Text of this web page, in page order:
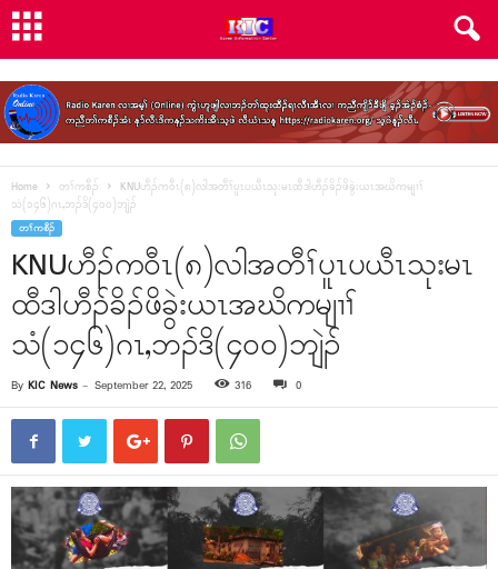
Home တၢ်ကစီၣ်
KNUဟီၣ်ကဝီၤ(၈)လါအတီၢ်ပူၤပယီၤသုးမၤထီဒါဟီၣ်ခိၣ်ဖိခွဲးယၤအဃိကမျၢၢ်
သံ(၁၄၆)ဂၤ,ဘၣ်ဒိ(၄၀၀)ဘျဲၣ်
တၢ်ကစီၣ်
KNUဟီၣ်ကဝီၤ(၈)လါအတီၢ်ပူၤပယီၤသုးမၤ
ထီဒါဟီၣ်ခိၣ်ဖိခွဲးယၤအဃိကမျၢၢ်
သံ(၁၄၆)ဂၤ,ဘၣ်ဒိ(၄၀၀)ဘျဲၣ်
By KIC News - September 22, 2025 316 0